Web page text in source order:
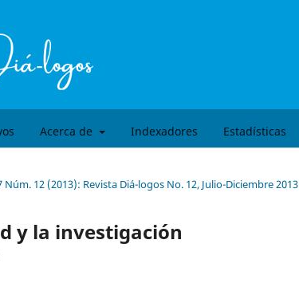
Acerca de Indexadores Estadísticas
Núm. 12 (2013): Revista Diá-logos No. 12, Julio-Diciembre 2013
y la investigación